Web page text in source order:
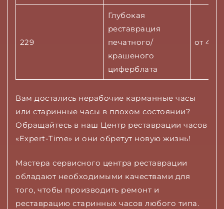
229
Глубокая
реставрация
печатного/
крашеного
циферблата
от
Вам достались нерабочие карманные часы
или старинные часы в плохом состоянии?
Обращайтесь в наш Центр реставрации часов
«Expert-Time» и они обретут новую жизнь!
Мастера сервисного центра реставрации
обладают необходимыми качествами для
того, чтобы производить ремонт и
реставрацию старинных часов любого типа.